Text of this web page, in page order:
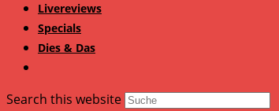
Livereviews
Specials
Dies & Das
Search this website